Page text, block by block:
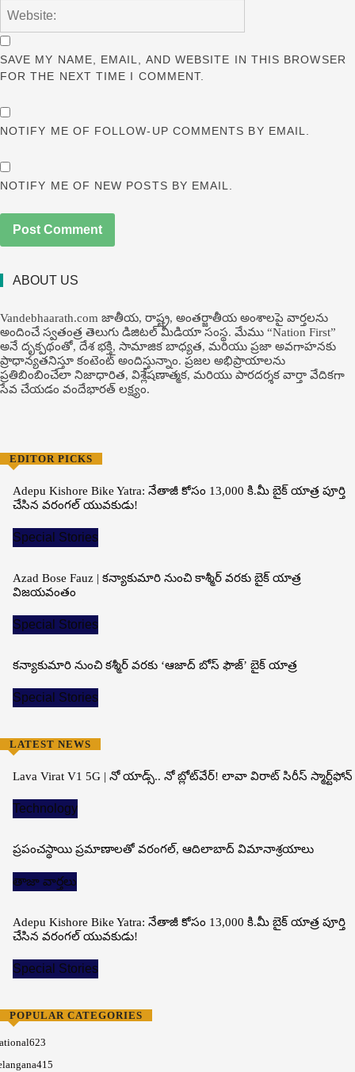
SAVE MY NAME, EMAIL, AND WEBSITE IN THIS BROWSER
FOR THE NEXT TIME I COMMENT.
NOTIFY ME OF FOLLOW-UP COMMENTS BY EMAIL.
NOTIFY ME OF NEW POSTS BY EMAIL.
ABOUT US
Vandebhaarath.com జాతీయ, రాష్ట్ర, అంతర్జాతీయ అంశాలపై వార్తలను
అందించే స్వతంత్ర తెలుగు డిజిటల్ మీడియా సంస్థ. మేము “Nation First”
అనే దృక్పథంతో, దేశ భక్తి, సామాజిక బాధ్యత, మరియు ప్రజా అవగాహనకు
ప్రాధాన్యతనిస్తూ కంటెంట్ అందిస్తున్నాం. ప్రజల అభిప్రాయాలను
ప్రతిబింబించేలా నిజాధారిత, విశ్లేషణాత్మక, మరియు పారదర్శక వార్తా వేదికగా
సేవ చేయడం వందేభార‌త్ ల‌క్ష్యం.
EDITOR PICKS
Adepu Kishore Bike Yatra: నేతాజీ కోసం 13,000 కి.మీ బైక్ యాత్ర పూర్తి
చేసిన వరంగల్ యువకుడు!
Special Stories
Azad Bose Fauz | కన్యాకుమారి నుంచి కాశ్మీర్ వరకు బైక్ యాత్ర
విజయవంతం
Special Stories
కన్యాకుమారి నుంచి కశ్మీర్ వరకు ‘ఆజాద్ బోస్ ఫౌజ్’ బైక్ యాత్ర
Special Stories
LATEST NEWS
Lava Virat V1 5G | నో యాడ్స్.. నో బ్లోట్‌వేర్! లావా విరాట్ సిరీస్ స్మార్ట్‌ఫోన్​
Technology
ప్రపంచస్థాయి ప్రమాణాలతో వరంగల్, ఆదిలాబాద్ విమానాశ్రయాలు
తాజా వార్తలు
Adepu Kishore Bike Yatra: నేతాజీ కోసం 13,000 కి.మీ బైక్ యాత్ర పూర్తి
చేసిన వరంగల్ యువకుడు!
Special Stories
POPULAR CATEGORIES
623
415